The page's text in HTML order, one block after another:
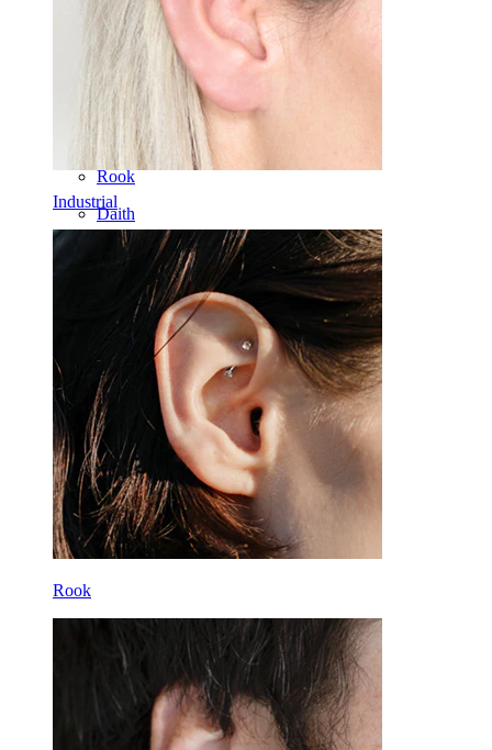
Industrial
Rook
Liežuvis
Nosis
Tragus
Barbell
Rook
Daith
Pasagos formos
Žiediniai
Įrankiai
Lenkti barbell
Ausies kaušelis
Titanas